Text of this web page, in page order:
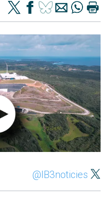
@IB3noticies